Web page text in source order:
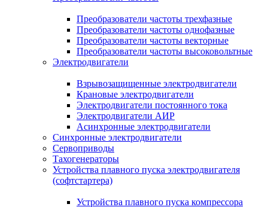
Преобразователи частоты трехфазные
Преобразователи частоты однофазные
Преобразователи частоты векторные
Преобразователи частоты высоковольтные
Электродвигатели
Взрывозащищенные электродвигатели
Крановые электродвигатели
Электродвигатели постоянного тока
Электродвигатели АИР
Асинхронные электродвигатели
Синхронные электродвигатели
Сервоприводы
Тахогенераторы
Устройства плавного пуска электродвигателя
(софтстартера)
Устройства плавного пуска компрессора